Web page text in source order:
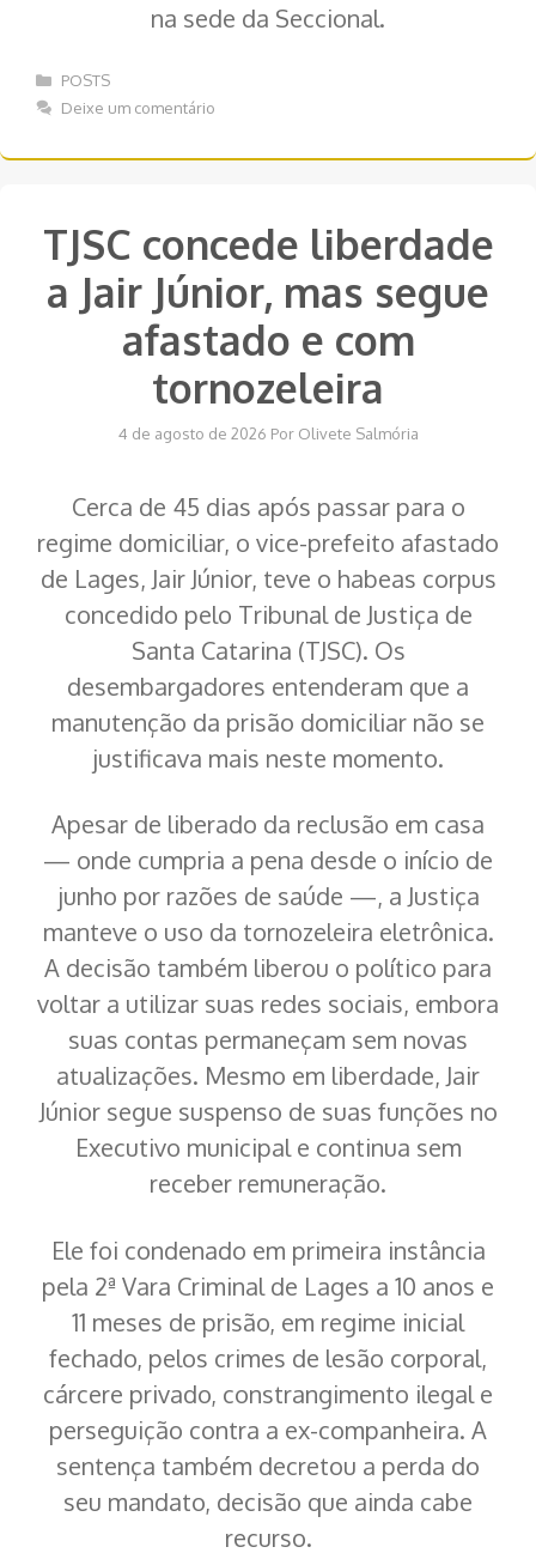
na sede da Seccional.
Categorias
POSTS
Deixe um comentário
TJSC concede liberdade
a Jair Júnior, mas segue
afastado e com
tornozeleira
4 de agosto de 2026 Por Olivete Salmória
Cerca de 45 dias após passar para o
regime domiciliar, o vice-prefeito afastado
de Lages, Jair Júnior, teve o habeas corpus
concedido pelo Tribunal de Justiça de
Santa Catarina (TJSC). Os
desembargadores entenderam que a
manutenção da prisão domiciliar não se
justificava mais neste momento.
Apesar de liberado da reclusão em casa
— onde cumpria a pena desde o início de
junho por razões de saúde —, a Justiça
manteve o uso da tornozeleira eletrônica.
A decisão também liberou o político para
voltar a utilizar suas redes sociais, embora
suas contas permaneçam sem novas
atualizações. Mesmo em liberdade, Jair
Júnior segue suspenso de suas funções no
Executivo municipal e continua sem
receber remuneração.
Ele foi condenado em primeira instância
pela 2ª Vara Criminal de Lages a 10 anos e
11 meses de prisão, em regime inicial
fechado, pelos crimes de lesão corporal,
cárcere privado, constrangimento ilegal e
perseguição contra a ex-companheira. A
sentença também decretou a perda do
seu mandato, decisão que ainda cabe
recurso.